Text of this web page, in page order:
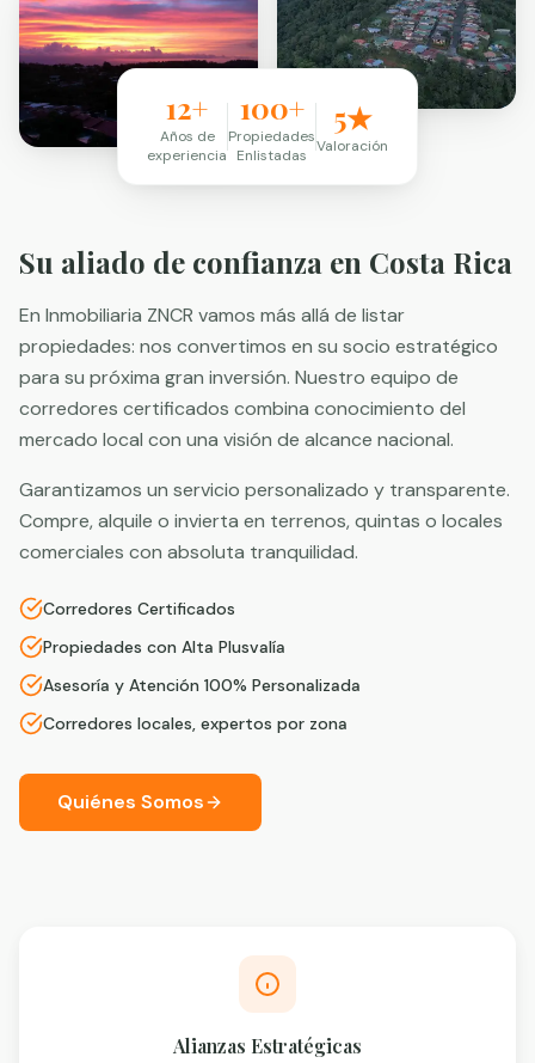
12+
Años de
experiencia
100+
Propiedades
Enlistadas
5★
Valoración
Su aliado de confianza en Costa Rica
En Inmobiliaria ZNCR vamos más allá de listar
propiedades: nos convertimos en su socio estratégico
para su próxima gran inversión. Nuestro equipo de
corredores certificados combina conocimiento del
mercado local con una visión de alcance nacional.
Garantizamos un servicio personalizado y transparente.
Compre, alquile o invierta en terrenos, quintas o locales
comerciales con absoluta tranquilidad.
Corredores Certificados
Propiedades con Alta Plusvalía
Asesoría y Atención 100% Personalizada
Corredores locales, expertos por zona
Quiénes Somos
Alianzas Estratégicas